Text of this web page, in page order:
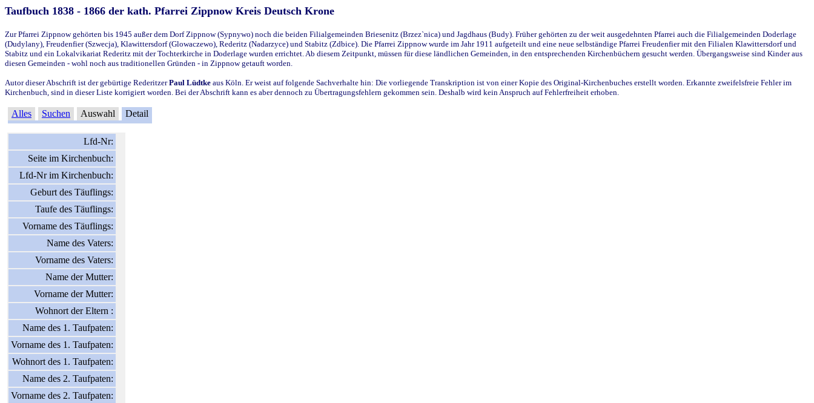
Taufbuch 1838 - 1866 der kath. Pfarrei Zippnow Kreis Deutsch Krone
Zur Pfarrei Zippnow gehörten bis 1945 außer dem Dorf Zippnow (Sypnywo) noch die beiden Filialgemeinden Briesenitz (Brzez`nica) und Jagdhaus (Budy). Früher gehörten zu der weit ausgedehnten Pfarrei auch die Filialgemeinden Doderlage
(Dudylany), Freudenfier (Szwecja), Klawittersdorf (Glowaczewo), Rederitz (Nadarzyce) und Stabitz (Zdbice). Die Pfarrei Zippnow wurde im Jahr 1911 aufgeteilt und eine neue selbständige Pfarrei Freudenfier mit den Filialen Klawittersdorf und
Stabitz und ein Lokalvikariat Rederitz mit der Tochterkirche in Doderlage wurden errichtet. Ab diesem Zeitpunkt, müssen für diese ländlichen Gemeinden, in den entsprechenden Kirchenbüchern gesucht werden. Übergangsweise sind Kinder aus
diesen Gemeinden - wohl noch aus traditionellen Gründen - in Zippnow getauft worden.
Autor dieser Abschrift ist der gebürtige RederitzerPaul Lüdtke aus Köln. Er weist auf folgende Sachverhalte hin: Die vorliegende Transkription ist von einer Kopie des Original-Kirchenbuches erstellt worden. Erkannte zweifelsfreie Fehler im
Kirchenbuch, sind in dieser Liste korrigiert worden. Bei der Abschrift kann es aber dennoch zu Übertragungsfehlern gekommen sein. Deshalb wird kein Anspruch auf Fehlerfreiheit erhoben.
Alles Suchen Auswahl Detail
Lfd-Nr:
Seite im Kirchenbuch:
Lfd-Nr im Kirchenbuch:
Geburt des Täuflings:
Taufe des Täuflings:
Vorname des Täuflings:
Name des Vaters:
Vorname des Vaters:
Name der Mutter:
Vorname der Mutter:
Wohnort der Eltern :
Name des 1. Taufpaten:
Vorname des 1. Taufpaten:
Wohnort des 1. Taufpaten:
Name des 2. Taufpaten:
Vorname des 2. Taufpaten: